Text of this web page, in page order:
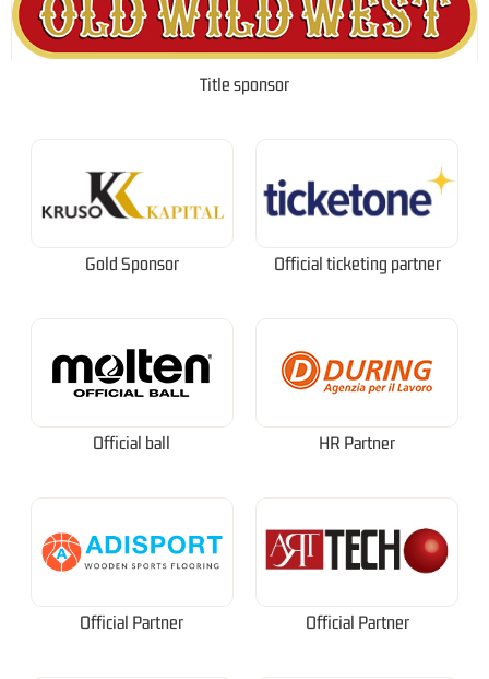
Title sponsor
Gold Sponsor Official ticketing partner
Official ball HR Partner
Official Partner Official Partner